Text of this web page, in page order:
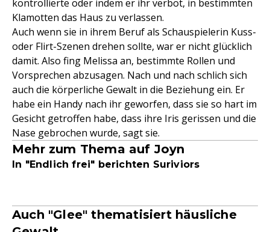
kontrollierte oder indem er ihr verbot, in bestimmten
Klamotten das Haus zu verlassen.
Auch wenn sie in ihrem Beruf als Schauspielerin Kuss-
oder Flirt-Szenen drehen sollte, war er nicht glücklich
damit. Also fing Melissa an, bestimmte Rollen und
Vorsprechen abzusagen. Nach und nach schlich sich
auch die körperliche Gewalt in die Beziehung ein. Er
habe ein Handy nach ihr geworfen, dass sie so hart im
Gesicht getroffen habe, dass ihre Iris gerissen und die
Nase gebrochen wurde, sagt sie.
Mehr zum Thema auf Joyn
In "Endlich frei" berichten Suriviors
Auch "Glee" thematisiert häusliche